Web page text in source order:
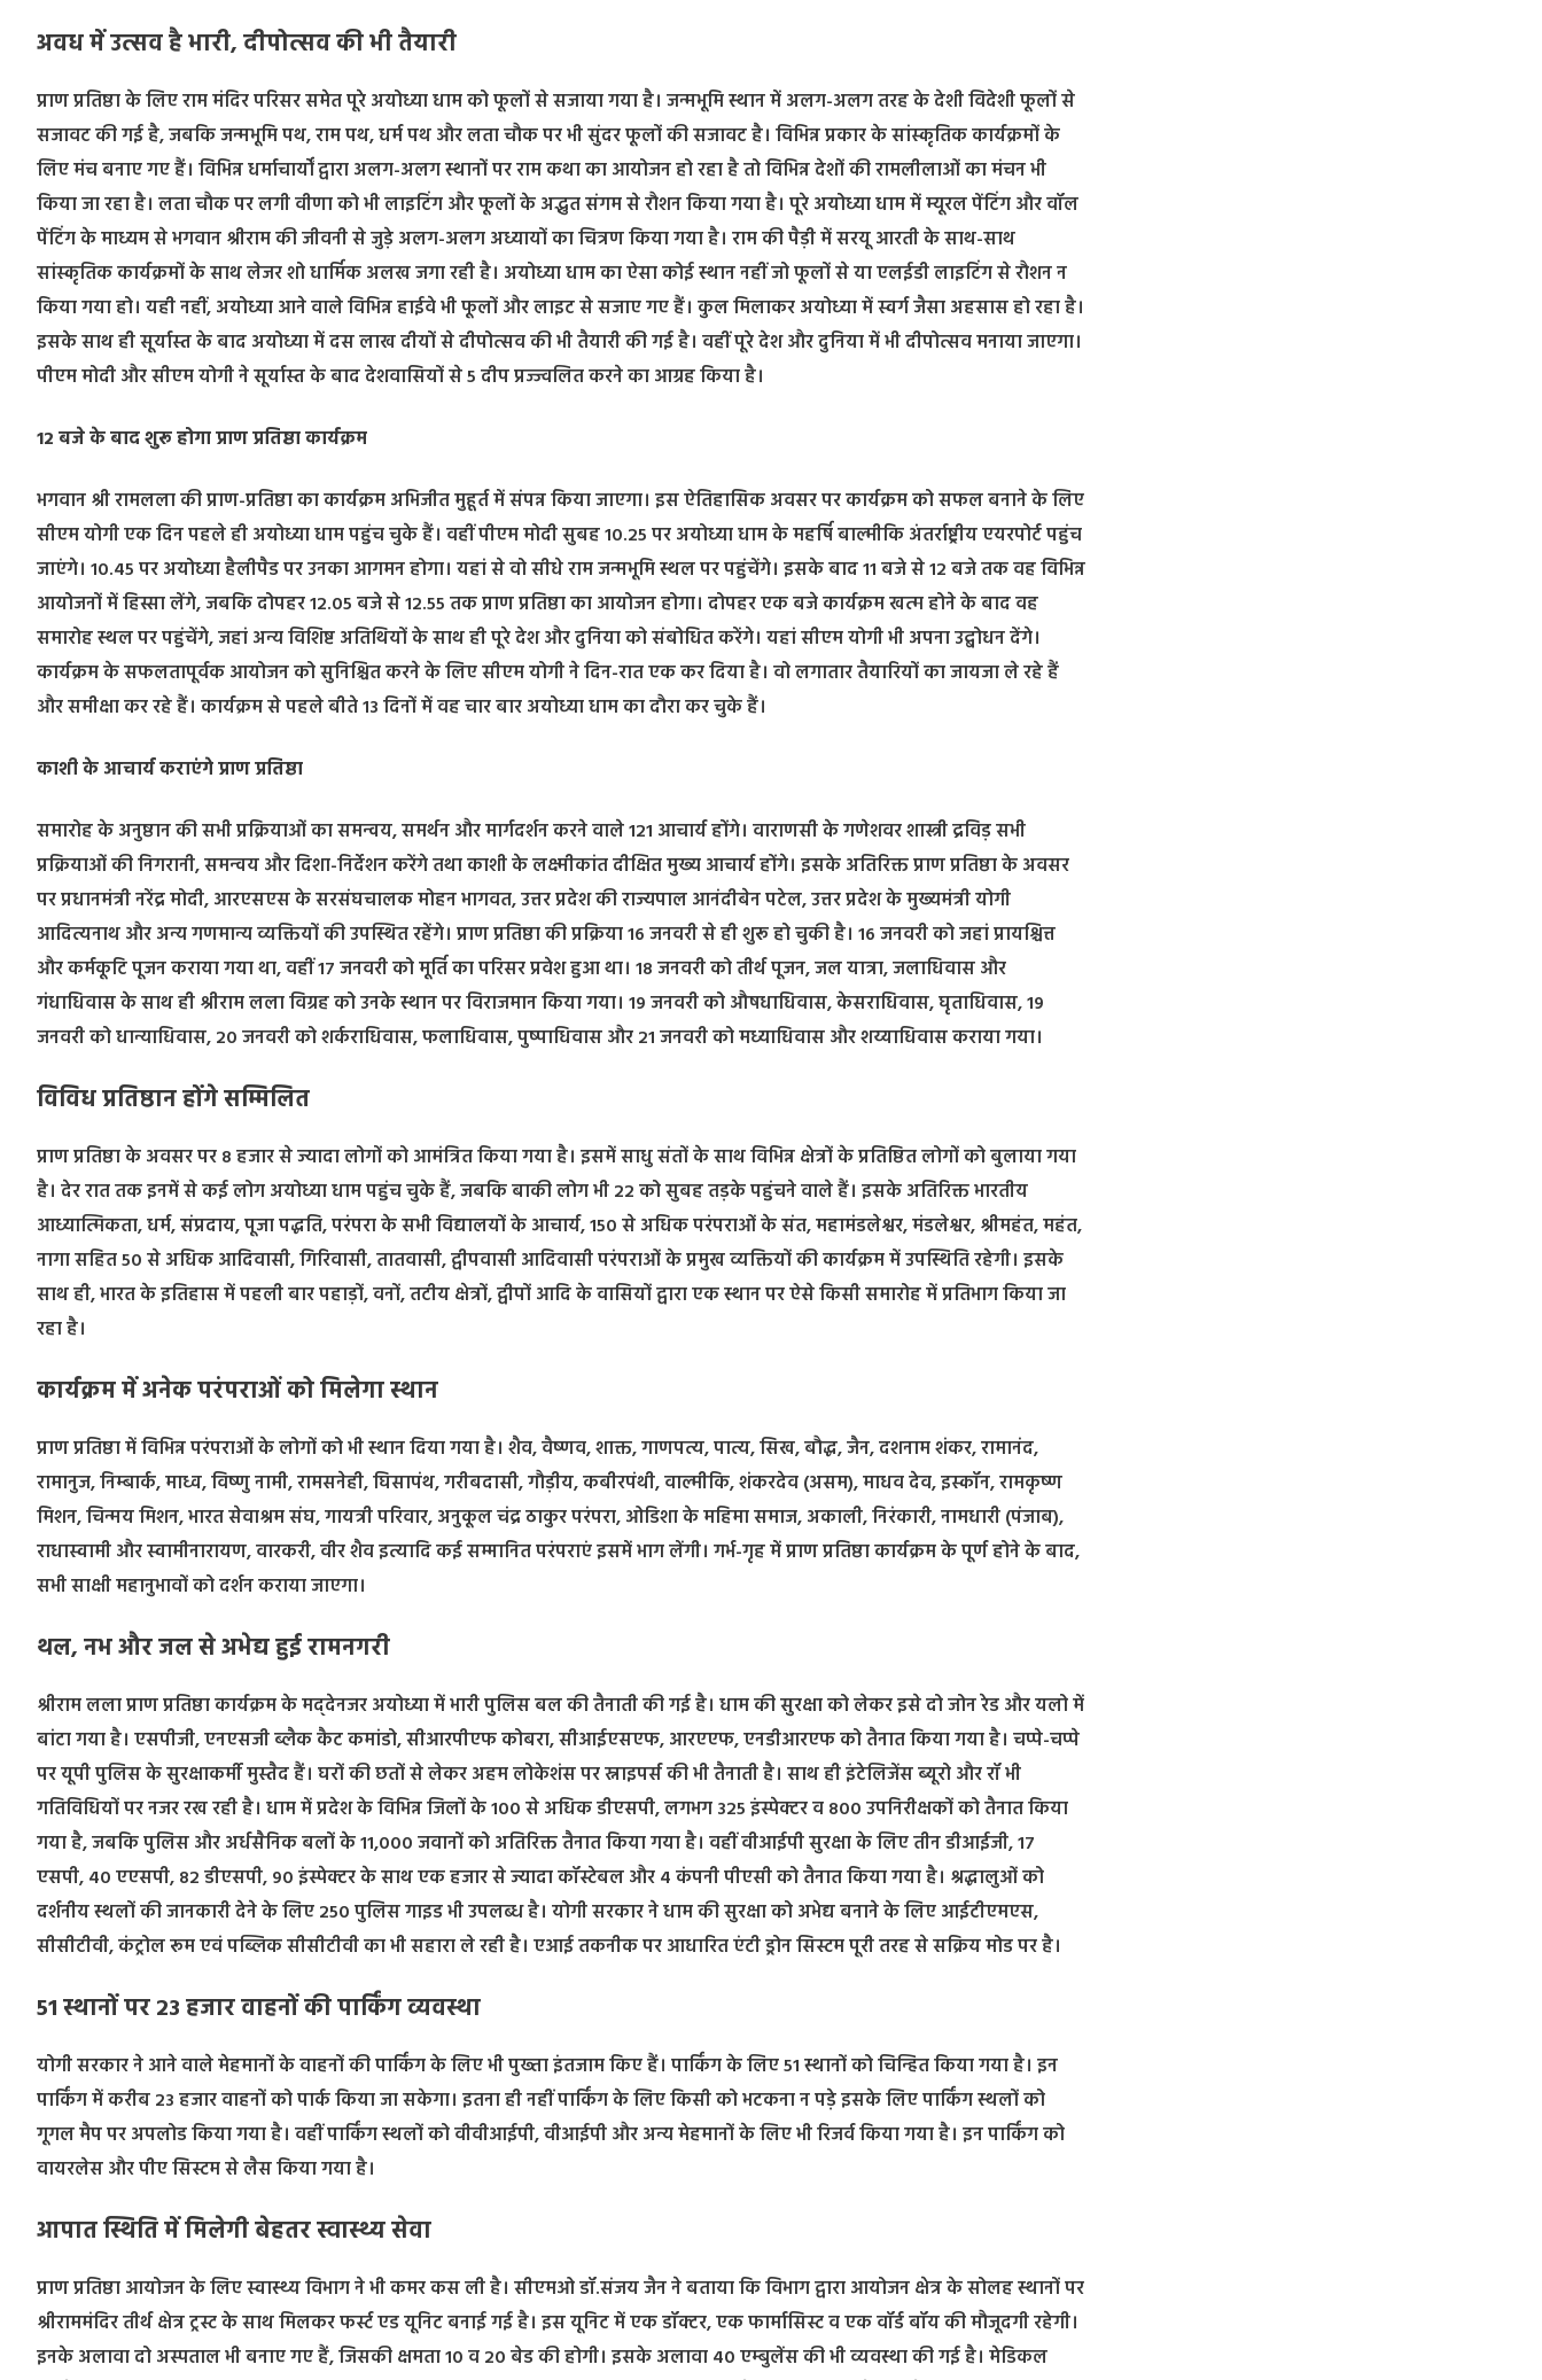
अवध में उत्सव है भारी, दीपोत्सव की भी तैयारी
प्राण प्रतिष्ठा के लिए राम मंदिर परिसर समेत पूरे अयोध्या धाम को फूलों से सजाया गया है। जन्मभूमि स्थान में अलग-अलग तरह के देशी विदेशी फूलों से
सजावट की गई है, जबकि जन्मभूमि पथ, राम पथ, धर्म पथ और लता चौक पर भी सुंदर फूलों की सजावट है। विभिन्न प्रकार के सांस्कृतिक कार्यक्रमों के
लिए मंच बनाए गए हैं। विभिन्न धर्माचार्यों द्वारा अलग-अलग स्थानों पर राम कथा का आयोजन हो रहा है तो विभिन्न देशों की रामलीलाओं का मंचन भी
किया जा रहा है। लता चौक पर लगी वीणा को भी लाइटिंग और फूलों के अद्भुत संगम से रौशन किया गया है। पूरे अयोध्या धाम में म्यूरल पेंटिंग और वॉल
पेंटिंग के माध्यम से भगवान श्रीराम की जीवनी से जुड़े अलग-अलग अध्यायों का चित्रण किया गया है। राम की पैड़ी में सरयू आरती के साथ-साथ
सांस्कृतिक कार्यक्रमों के साथ लेजर शो धार्मिक अलख जगा रही है। अयोध्या धाम का ऐसा कोई स्थान नहीं जो फूलों से या एलईडी लाइटिंग से रौशन न
किया गया हो। यही नहीं, अयोध्या आने वाले विभिन्न हाईवे भी फूलों और लाइट से सजाए गए हैं। कुल मिलाकर अयोध्या में स्वर्ग जैसा अहसास हो रहा है।
इसके साथ ही सूर्यास्त के बाद अयोध्या में दस लाख दीयों से दीपोत्सव की भी तैयारी की गई है। वहीं पूरे देश और दुनिया में भी दीपोत्सव मनाया जाएगा।
पीएम मोदी और सीएम योगी ने सूर्यास्त के बाद देशवासियों से 5 दीप प्रज्ज्वलित करने का आग्रह किया है।
12 बजे के बाद शुरू होगा प्राण प्रतिष्ठा कार्यक्रम
भगवान श्री रामलला की प्राण-प्रतिष्ठा का कार्यक्रम अभिजीत मुहूर्त में संपन्न किया जाएगा। इस ऐतिहासिक अवसर पर कार्यक्रम को सफल बनाने के लिए
सीएम योगी एक दिन पहले ही अयोध्या धाम पहुंच चुके हैं। वहीं पीएम मोदी सुबह 10.25 पर अयोध्या धाम के महर्षि बाल्मीकि अंतर्राष्ट्रीय एयरपोर्ट पहुंच
जाएंगे। 10.45 पर अयोध्या हैलीपैड पर उनका आगमन होगा। यहां से वो सीधे राम जन्मभूमि स्थल पर पहुंचेंगे। इसके बाद 11 बजे से 12 बजे तक वह विभिन्न
आयोजनों में हिस्सा लेंगे, जबकि दोपहर 12.05 बजे से 12.55 तक प्राण प्रतिष्ठा का आयोजन होगा। दोपहर एक बजे कार्यक्रम खत्म होने के बाद वह
समारोह स्थल पर पहुंचेंगे, जहां अन्य विशिष्ट अतिथियों के साथ ही पूरे देश और दुनिया को संबोधित करेंगे। यहां सीएम योगी भी अपना उद्बोधन देंगे।
कार्यक्रम के सफलतापूर्वक आयोजन को सुनिश्चित करने के लिए सीएम योगी ने दिन-रात एक कर दिया है। वो लगातार तैयारियों का जायजा ले रहे हैं
और समीक्षा कर रहे हैं। कार्यक्रम से पहले बीते 13 दिनों में वह चार बार अयोध्या धाम का दौरा कर चुके हैं।
काशी के आचार्य कराएंगे प्राण प्रतिष्ठा
समारोह के अनुष्ठान की सभी प्रक्रियाओं का समन्वय, समर्थन और मार्गदर्शन करने वाले 121 आचार्य होंगे। वाराणसी के गणेशवर शास्त्री द्रविड़ सभी
प्रक्रियाओं की निगरानी, समन्वय और दिशा-निर्देशन करेंगे तथा काशी के लक्ष्मीकांत दीक्षित मुख्य आचार्य होंगे। इसके अतिरिक्त प्राण प्रतिष्ठा के अवसर
पर प्रधानमंत्री नरेंद्र मोदी, आरएसएस के सरसंघचालक मोहन भागवत, उत्तर प्रदेश की राज्यपाल आनंदीबेन पटेल, उत्तर प्रदेश के मुख्यमंत्री योगी
आदित्यनाथ और अन्य गणमान्य व्यक्तियों की उपस्थित रहेंगे। प्राण प्रतिष्ठा की प्रक्रिया 16 जनवरी से ही शुरू हो चुकी है। 16 जनवरी को जहां प्रायश्चित्त
और कर्मकूटि पूजन कराया गया था, वहीं 17 जनवरी को मूर्ति का परिसर प्रवेश हुआ था। 18 जनवरी को तीर्थ पूजन, जल यात्रा, जलाधिवास और
गंधाधिवास के साथ ही श्रीराम लला विग्रह को उनके स्थान पर विराजमान किया गया। 19 जनवरी को औषधाधिवास, केसराधिवास, घृताधिवास, 19
जनवरी को धान्याधिवास, 20 जनवरी को शर्कराधिवास, फलाधिवास, पुष्पाधिवास और 21 जनवरी को मध्याधिवास और शय्याधिवास कराया गया।
विविध प्रतिष्ठान होंगे सम्मिलित
प्राण प्रतिष्ठा के अवसर पर 8 हजार से ज्यादा लोगों को आमंत्रित किया गया है। इसमें साधु संतों के साथ विभिन्न क्षेत्रों के प्रतिष्ठित लोगों को बुलाया गया
है। देर रात तक इनमें से कई लोग अयोध्या धाम पहुंच चुके हैं, जबकि बाकी लोग भी 22 को सुबह तड़के पहुंचने वाले हैं। इसके अतिरिक्त भारतीय
आध्यात्मिकता, धर्म, संप्रदाय, पूजा पद्धति, परंपरा के सभी विद्यालयों के आचार्य, 150 से अधिक परंपराओं के संत, महामंडलेश्वर, मंडलेश्वर, श्रीमहंत, महंत,
नागा सहित 50 से अधिक आदिवासी, गिरिवासी, तातवासी, द्वीपवासी आदिवासी परंपराओं के प्रमुख व्यक्तियों की कार्यक्रम में उपस्थिति रहेगी। इसके
साथ ही, भारत के इतिहास में पहली बार पहाड़ों, वनों, तटीय क्षेत्रों, द्वीपों आदि के वासियों द्वारा एक स्थान पर ऐसे किसी समारोह में प्रतिभाग किया जा
रहा है।
कार्यक्रम में अनेक परंपराओं को मिलेगा स्थान
प्राण प्रतिष्ठा में विभिन्न परंपराओं के लोगों को भी स्थान दिया गया है। शैव, वैष्णव, शाक्त, गाणपत्य, पात्य, सिख, बौद्ध, जैन, दशनाम शंकर, रामानंद,
रामानुज, निम्बार्क, माध्व, विष्णु नामी, रामसनेही, घिसापंथ, गरीबदासी, गौड़ीय, कबीरपंथी, वाल्मीकि, शंकरदेव (असम), माधव देव, इस्कॉन, रामकृष्ण
मिशन, चिन्मय मिशन, भारत सेवाश्रम संघ, गायत्री परिवार, अनुकूल चंद्र ठाकुर परंपरा, ओडिशा के महिमा समाज, अकाली, निरंकारी, नामधारी (पंजाब),
राधास्वामी और स्वामीनारायण, वारकरी, वीर शैव इत्यादि कई सम्मानित परंपराएं इसमें भाग लेंगी। गर्भ-गृह में प्राण प्रतिष्ठा कार्यक्रम के पूर्ण होने के बाद,
सभी साक्षी महानुभावों को दर्शन कराया जाएगा।
थल, नभ और जल से अभेद्य हुई रामनगरी
श्रीराम लला प्राण प्रतिष्ठा कार्यक्रम के मद्​देनजर अयोध्या में भारी पुलिस बल की तैनाती की गई है। धाम की सुरक्षा को लेकर इसे दो जोन रेड और यलो में
बांटा गया है। एसपीजी, एनएसजी ब्लैक कैट कमांडो, सीआरपीएफ कोबरा, सीआईएसएफ, आरएएफ, एनडीआरएफ को तैनात किया गया है। चप्पे-चप्पे
पर यूपी पुलिस के सुरक्षाकर्मी मुस्तैद हैं। घरों की छतों से लेकर अहम लोकेशंस पर स्नाइपर्स की भी तैनाती है। साथ ही इंटेलिजेंस ब्यूरो और रॉ भी
गतिविधियों पर नजर रख रही है। धाम में प्रदेश के विभिन्न जिलों के 100 से अधिक डीएसपी, लगभग 325 इंस्पेक्टर व 800 उपनिरीक्षकों को तैनात किया
गया है, जबकि पुलिस और अर्धसैनिक बलों के 11,000 जवानों को अतिरिक्त तैनात किया गया है। वहीं वीआईपी सुरक्षा के लिए तीन डीआईजी, 17
एसपी, 40 एएसपी, 82 डीएसपी, 90 इंस्पेक्टर के साथ एक हजार से ज्यादा कॉस्टेबल और 4 कंपनी पीएसी को तैनात किया गया है। श्रद्धालुओं को
दर्शनीय स्थलों की जानकारी देने के लिए 250 पुलिस गाइड भी उपलब्ध है। योगी सरकार ने धाम की सुरक्षा को अभेद्य बनाने के लिए आईटीएमएस,
सीसीटीवी, कंट्रोल रूम एवं पब्लिक सीसीटीवी का भी सहारा ले रही है। एआई तकनीक पर आधारित एंटी ड्रोन सिस्टम पूरी तरह से सक्रिय मोड पर है।
51 स्थानों पर 23 हजार वाहनों की पार्किंग व्यवस्था
योगी सरकार ने आने वाले मेहमानों के वाहनों की पार्किंग के लिए भी पुख्ता इंतजाम किए हैं। पार्किंग के लिए 51 स्थानों को चिन्हित किया गया है। इन
पार्किंग में करीब 23 हजार वाहनों को पार्क किया जा सकेगा। इतना ही नहीं पार्किंग के लिए किसी को भटकना न पड़े इसके लिए पार्किंग स्थलों को
गूगल मैप पर अपलोड किया गया है। वहीं पार्किंग स्थलों को वीवीआईपी, वीआईपी और अन्य मेहमानों के लिए भी रिजर्व किया गया है। इन पार्किंग को
वायरलेस और पीए सिस्टम से लैस किया गया है।
आपात स्थिति में मिलेगी बेहतर स्वास्थ्य सेवा
प्राण प्रतिष्ठा आयोजन के लिए स्वास्थ्य विभाग ने भी कमर कस ली है। सीएमओ डॉ.संजय जैन ने बताया कि विभाग द्वारा आयोजन क्षेत्र के सोलह स्थानों पर
श्रीराममंदिर तीर्थ क्षेत्र ट्रस्ट के साथ मिलकर फर्स्ट एड यूनिट बनाई गई है। इस यूनिट में एक डॉक्टर, एक फार्मासिस्ट व एक वॉर्ड बॉय की मौजूदगी रहेगी।
इनके अलावा दो अस्पताल भी बनाए गए हैं, जिसकी क्षमता 10 व 20 बेड की होगी। इसके अलावा 40 एम्बुलेंस की भी व्यवस्था की गई है। मेडिकल